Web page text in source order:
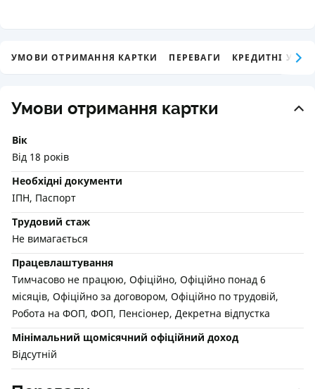
УМОВИ ОТРИМАННЯ КАРТКИ ПЕРЕВАГИ КРЕДИТНІ
Умови отримання картки
Вік
Від 18 років
Необхідні документи
ІПН, Паспорт
Трудовий стаж
Не вимагається
Працевлаштування
Тимчасово не працюю, Офіційно, Офіційно понад 6
місяців, Офіційно за договором, Офіційно по трудовій,
Робота на ФОП, ФОП, Пенсіонер, Декретна відпустка
Мінімальний щомісячний офіційний доход
Відсутній